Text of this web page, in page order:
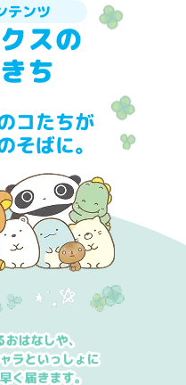
テンツ
スの
ち
コたちが
そばに。